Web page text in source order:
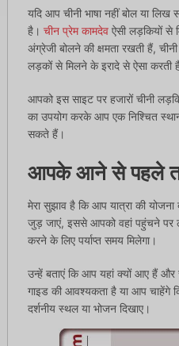
यदि आप चीनी भाषा नहीं बोल या
है। चीन प्रेम कामदेवऐसी लड़कियों से
अंग्रेजी बोलने की क्षमता रखती हैं,
लड़कों से मिलने के इरादे से ऐसा करती
आपको इस साइट पर हजारों चीनी
का उपयोग करके आप एक निश्चित
सकते हैं।
आपके आने से पहले
मेरा सुझाव है कि आप यात्रा की
जुड़ जाएं, इससे आपको वहां पहुंचने
करने के लिए पर्याप्त समय मिलेगा।
उन्हें बताएं कि आप यहां क्यों आए हैं
गाइड की आवश्यकता है या आप चाहेंगे
दर्शनीय स्थल या भोजन दिखाए।